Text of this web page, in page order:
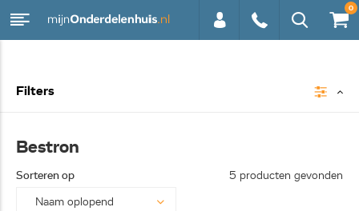
0
Filters
Bestron
Sorteren op 5 producten gevonden